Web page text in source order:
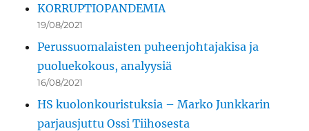
KORRUPTIOPANDEMIA
19/08/2021
Perussuomalaisten puheenjohtajakisa ja
puoluekokous, analyysiä
16/08/2021
HS kuolonkouristuksia – Marko Junkkarin
parjausjuttu Ossi Tiihosesta